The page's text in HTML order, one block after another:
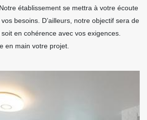
établissement se mettra à votre écoute
besoins. D’ailleurs, notre objectif sera de
en cohérence avec vos exigences.
en main votre projet.